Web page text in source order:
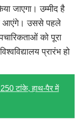
जाएगा। उम्मीद है
आएंगे। उससे पहले
को पूरा
प्रारंभ हो
250 टांके, हाथ-पैर में